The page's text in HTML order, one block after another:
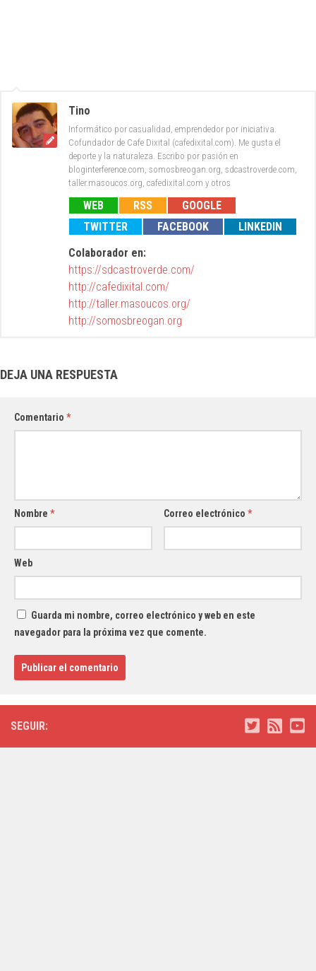
Tino
Informático por casualidad, emprendedor por iniciativa.
Cofundador de Cafe Dixital (cafedixital.com). Me gusta el
deporte y la naturaleza. Escribo por pasión en
bloginterference.com, somosbreogan.org, sdcastroverde.com,
taller.masoucos.org, cafedixital.com y otros
WEB RSS
GOOGLE
TWITTER
FACEBOOK
LINKEDIN
Colaborador en:
https://sdcastroverde.com/
http://cafedixital.com/
http://taller.masoucos.org/
http://somosbreogan.org
DEJA UNA RESPUESTA
Comentario *
Nombre * Correo electrónico*
Web
Guarda mi nombre, correo electrónico y web en este
navegador para la próxima vez que comente.
SEGUIR: